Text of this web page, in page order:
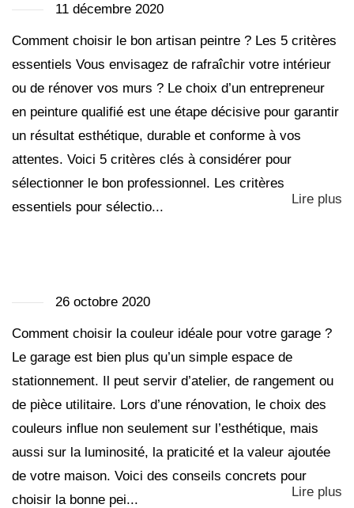
11 décembre 2020
Comment choisir le bon artisan peintre ? Les 5 critères
essentiels Vous envisagez de rafraîchir votre intérieur
ou de rénover vos murs ? Le choix d’un entrepreneur
en peinture qualifié est une étape décisive pour garantir
un résultat esthétique, durable et conforme à vos
attentes. Voici 5 critères clés à considérer pour
sélectionner le bon professionnel. Les critères
essentiels pour sélectio...
Lire plus
26 octobre 2020
Comment choisir la couleur idéale pour votre garage ?
Le garage est bien plus qu’un simple espace de
stationnement. Il peut servir d’atelier, de rangement ou
de pièce utilitaire. Lors d’une rénovation, le choix des
couleurs influe non seulement sur l’esthétique, mais
aussi sur la luminosité, la praticité et la valeur ajoutée
de votre maison. Voici des conseils concrets pour
choisir la bonne pei...
Lire plus